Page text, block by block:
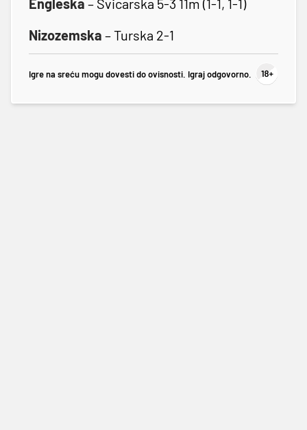
Engleska – Švicarska 5-3 11m (1-1, 1-1)
Nizozemska – Turska 2-1
Igre na sreću mogu dovesti do ovisnosti. Igraj odgovorno.